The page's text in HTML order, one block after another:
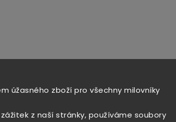
úžasného zboží pro všechny milovníky
z naší stránky, používáme soubory